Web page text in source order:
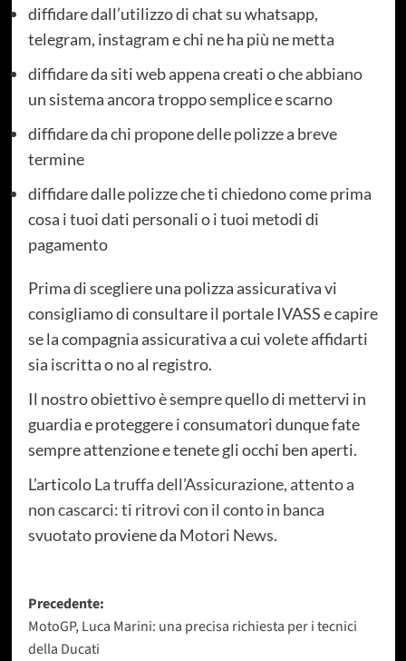
diffidare dall’utilizzo di chat su whatsapp,
telegram, instagram e chi ne ha più ne metta
diffidare da siti web appena creati o che abbiano
un sistema ancora troppo semplice e scarno
diffidare da chi propone delle polizze a breve
termine
diffidare dalle polizze che ti chiedono come prima
cosa i tuoi dati personali o i tuoi metodi di
pagamento
Prima di scegliere una polizza assicurativa vi
consigliamo di consultare il portale IVASS e capire
se la compagnia assicurativa a cui volete affidarti
sia iscritta o no al registro.
Il nostro obiettivo è sempre quello di mettervi in
guardia e proteggere i consumatori dunque fate
sempre attenzione e tenete gli occhi ben aperti.
L’articoloLa truffa dell’Assicurazione, attento a
non cascarci: ti ritrovi con il conto in banca
svuotatoproviene da Motori News.
Navigazione
articolo
Precedente:
MotoGP, Luca Marini: una precisa richiesta per i tecnici
della Ducati